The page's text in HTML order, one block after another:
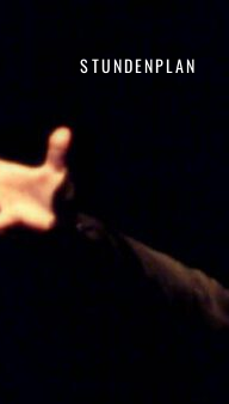
STUNDENPLAN